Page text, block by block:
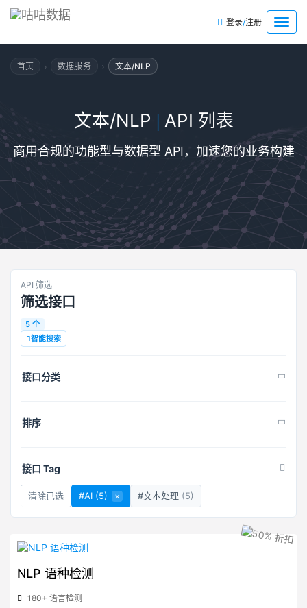
菜
单
登录/注册
首页 › 数据服务 › 文本/NLP
文本/NLP | API 列表
商用合规的功能型与数据型 API，加速您的业务构建
API 筛选
筛选接口
5 个
智能搜索
接口分类
排序
接口 Tag
清除已选 #AI (5) × #文本处理 (5)
NLP 语种检测
180+ 语言检测